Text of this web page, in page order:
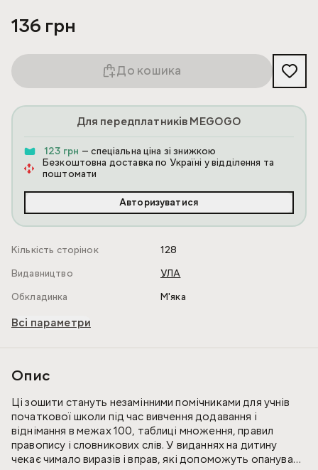
136 грн
До кошика
Для передплатників MEGOGO
123 грн — спеціальна ціна зі знижкою
Безкоштовна доставка по Україні у відділення та
поштомати
Авторизуватися
Кількість сторінок
128
Видавництво
УЛА
Обкладинка
М'яка
Всі параметри
Опис
Ці зошити стануть незамінними помічниками для учнів
початкової школи під час вивчення додавання і
віднімання в межах 100, таблиці множення, правил
правопису і словникових слів. У виданнях на дитину
чекає чимало виразів і вправ, які допоможуть опанувати